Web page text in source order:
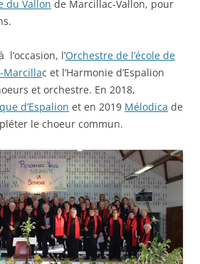
du Vallon de Marcillac-Vallon, pour
l’occasion, l’Orchestre de l’école de
Marcillac et l’Harmonie d’Espalion
et orchestre. En 2018,
d’Espalion et en 2019 Mélodica de
le choeur commun.